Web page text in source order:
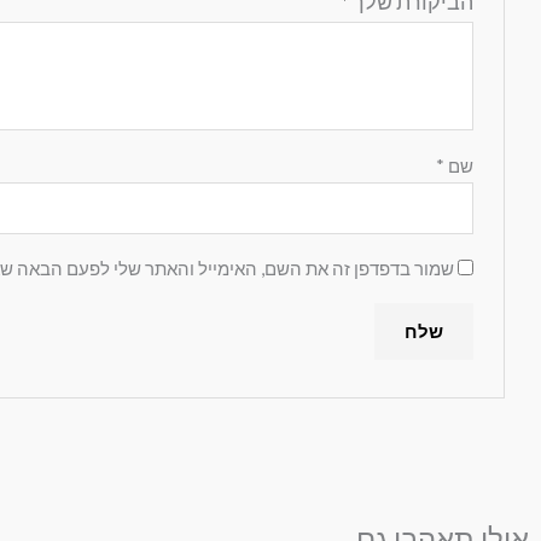
שם *
שמור בדפדפן זה את השם, האימייל והאתר שלי לפעם הבאה